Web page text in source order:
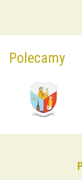
Polecamy